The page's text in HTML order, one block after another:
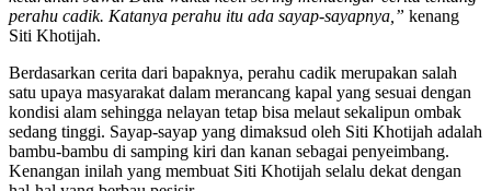
perahu cadik. Katanya perahu itu ada sayap-sayapnya,” kenang
Siti Khotijah.
Berdasarkan cerita dari bapaknya, perahu cadik merupakan salah
satu upaya masyarakat dalam merancang kapal yang sesuai dengan
kondisi alam sehingga nelayan tetap bisa melaut sekalipun ombak
sedang tinggi. Sayap-sayap yang dimaksud oleh Siti Khotijah adalah
bambu-bambu di samping kiri dan kanan sebagai penyeimbang.
Kenangan inilah yang membuat Siti Khotijah selalu dekat dengan